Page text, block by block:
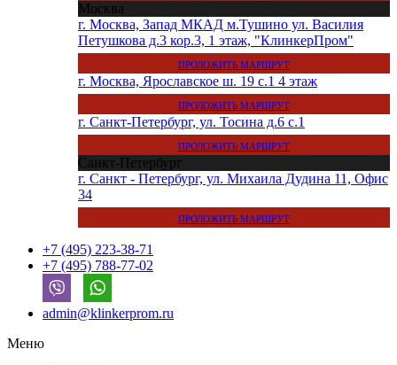
Москва
г. Москва, Запад МКАД м.Тушино ул. Василия
Петушкова д.3 кор.3, 1 этаж, "КлинкерПром"
ПРОЛОЖИТЬ МАРШРУТ
г. Москва, Ярославское ш. 19 с.1 4 этаж
ПРОЛОЖИТЬ МАРШРУТ
г. Санкт-Петербург, ул. Тосина д.6 с.1
ПРОЛОЖИТЬ МАРШРУТ
Санкт-Петербург
г. Санкт - Петербург, ул. Михаила Дудина 11, Офис
34
ПРОЛОЖИТЬ МАРШРУТ
+7 (495) 223-38-71
+7 (495) 788-77-02
admin@klinkerprom.ru
Меню